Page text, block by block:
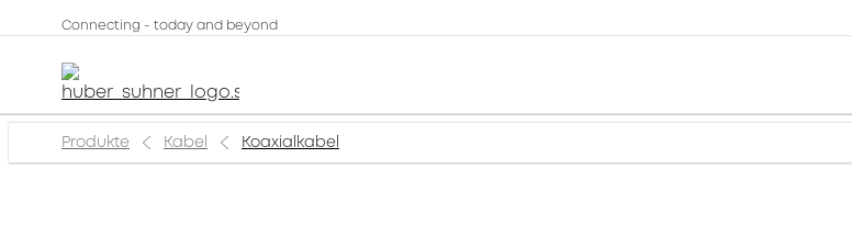
Connecting - today and beyond
Produkte Kabel Koaxialkabel